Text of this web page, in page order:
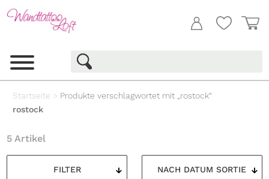
Startseite > Produkte verschlagwortet mit „rostock“
rostock
FILTER
5 Artikel